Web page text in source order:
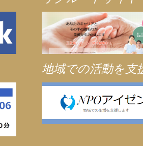
地域での活動を支